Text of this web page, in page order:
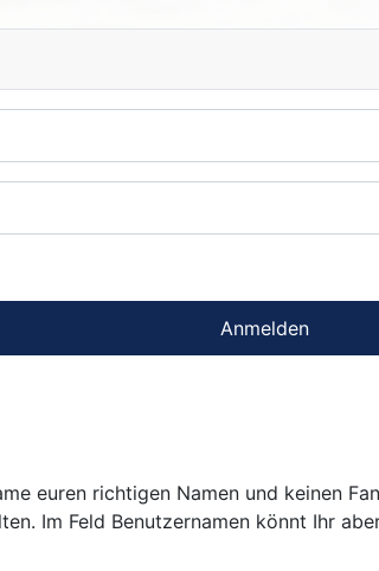
Anmelden
euren richtigen Namen und keinen
Im Feld Benutzernamen könnt Ihr